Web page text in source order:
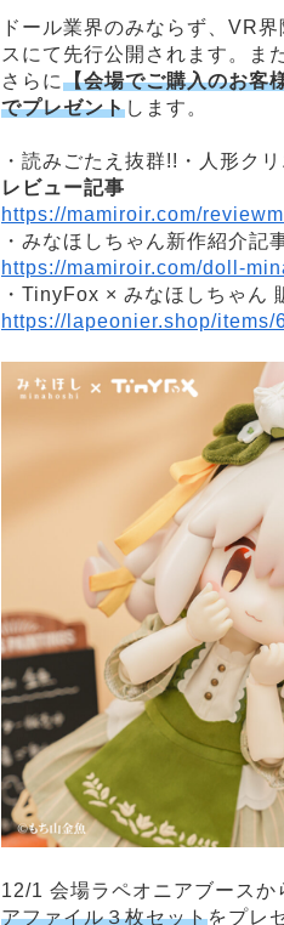
ドール業界のみならず、VR
スにて先行公開されます。ま
さらに【会場でご購入のお客
でプレゼントします。
・読みごたえ抜群!!・人形ク
レビュー記事
https://mamiroir.com/
・みなほしちゃん新作紹介記
https://mamiroir.com/doll-
・TinyFox × みなほしちゃん
https://lapeonier.shop/
12/1 会場ラペオニアブースか
アファイル３枚セットをプレ